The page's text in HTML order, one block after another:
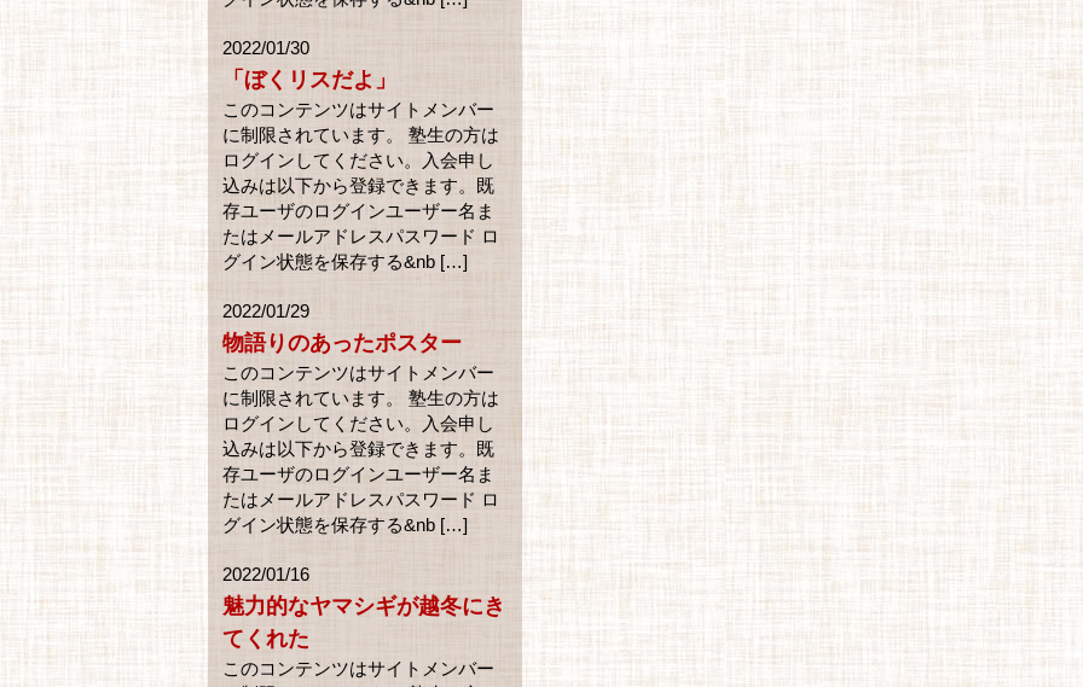
2022/01/30
「ぼくリスだよ」
このコンテンツはサイトメンバー
に制限されています。 塾生の方は
ログインしてください。入会申し
込みは以下から登録できます。既
存ユーザのログインユーザー名ま
たはメールアドレスパスワード ロ
グイン状態を保存する&nb […]
2022/01/29
物語りのあったポスター
このコンテンツはサイトメンバー
に制限されています。 塾生の方は
ログインしてください。入会申し
込みは以下から登録できます。既
存ユーザのログインユーザー名ま
たはメールアドレスパスワード ロ
グイン状態を保存する&nb […]
2022/01/16
魅力的なヤマシギが越冬にき
てくれた
このコンテンツはサイトメンバー